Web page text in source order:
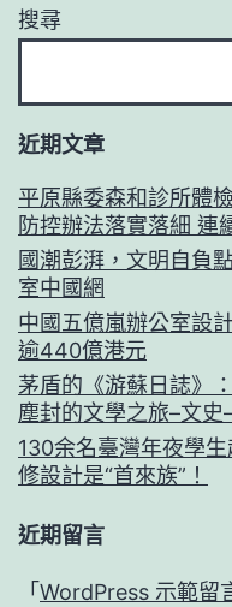
搜尋
近期文章
平原縣委森和診所體
防控辦法落實落細 連
國潮彭湃，文明自負
室中國網
中國五億嵐辦公室設
逾440億港元
茅盾的《游蘇日誌》
塵封的文學之旅–文史
130余名臺灣年夜學
修設計是“首來族”！
近期留言
「 WordPress 示範留